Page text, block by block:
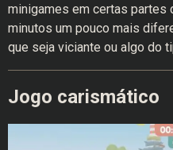
minigames em certas partes
minutos um pouco mais
que seja viciante ou algo do
Jogo carismático